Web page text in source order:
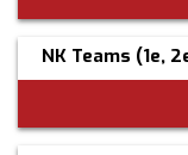
NK Teams (1e,